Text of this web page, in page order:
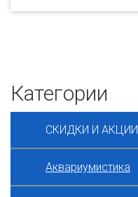
Категории
СКИДКИ И АКЦИИ
Аквариумистика